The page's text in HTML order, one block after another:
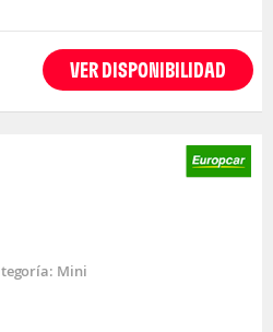
VER DISPONIBILIDAD
Mini